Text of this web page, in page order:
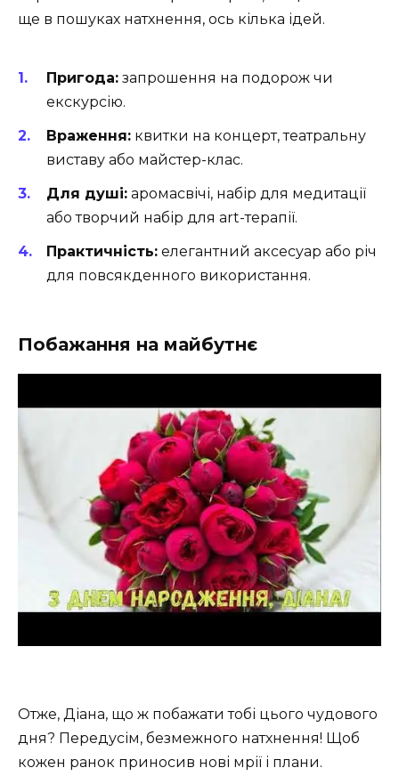
ще в пошуках натхнення, ось кілька ідей.
Пригода: запрошення на подорож чи
екскурсію.
Враження: квитки на концерт, театральну
виставу або майстер-клас.
Для душі: аромасвічі, набір для медитації
або творчий набір для art-терапії.
Практичність: елегантний аксесуар або річ
для повсякденного використання.
Побажання на майбутнє
Отже, Діана, що ж побажати тобі цього чудового
дня? Передусім, безмежного натхнення! Щоб
кожен ранок приносив нові мрії і плани.